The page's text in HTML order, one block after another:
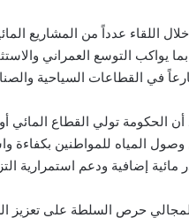
اللقاء عدداً من المشاريع
بما يواكب التوسع العمراني
في القطاعات السياحية
أن الحكومة تولي القطاع المائي
المياه للمواطنين بكفاءة
إضافية ودعم استمرارية
حرص السلطة على تعزيز